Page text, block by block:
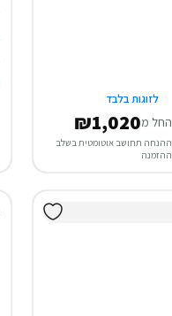
לזוגות בלבד
החל מ₪1,020
ההנחה תחושב אוטומטית בשלב
ההזמנה